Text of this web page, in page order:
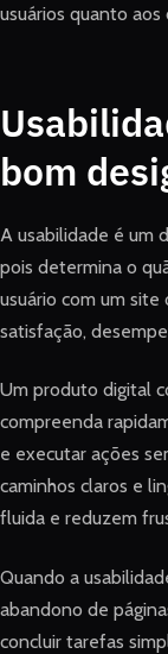
usuários quanto
bom
A usabilidade é um
pois determina o
usuário com um
satisfação,
Um produto digital
compreenda
e executar ações
caminhos claros e
fluida e reduzem
Quando a
abandono de
concluir tarefas